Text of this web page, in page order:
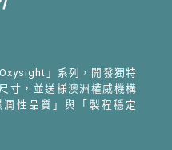
」系列，開發獨特
寸，並送様澳洲權威機構
性品質」與「製程穩定